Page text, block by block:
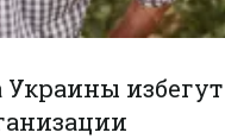
Украины избегут